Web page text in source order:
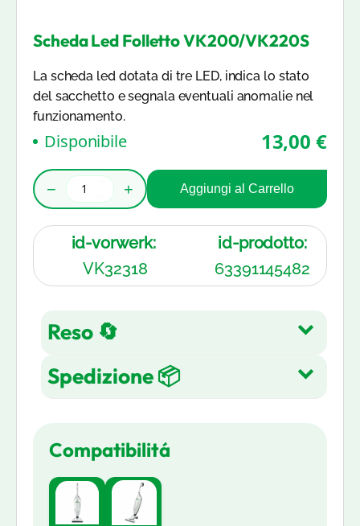
Scheda Led Folletto VK200/VK220S
La scheda led dotata di tre LED, indica lo stato
del sacchetto e segnala eventuali anomalie nel
funzionamento.
Disponibile 13,00 €
− + Aggiungi al Carrello
id-vorwerk:
VK32318
id-prodotto:
63391145482
Reso 🔄
Reso gratuito entro 14 giorni
Spedizione 📦
ordini in 3-5 giorni lavorativi
Compatibilitá